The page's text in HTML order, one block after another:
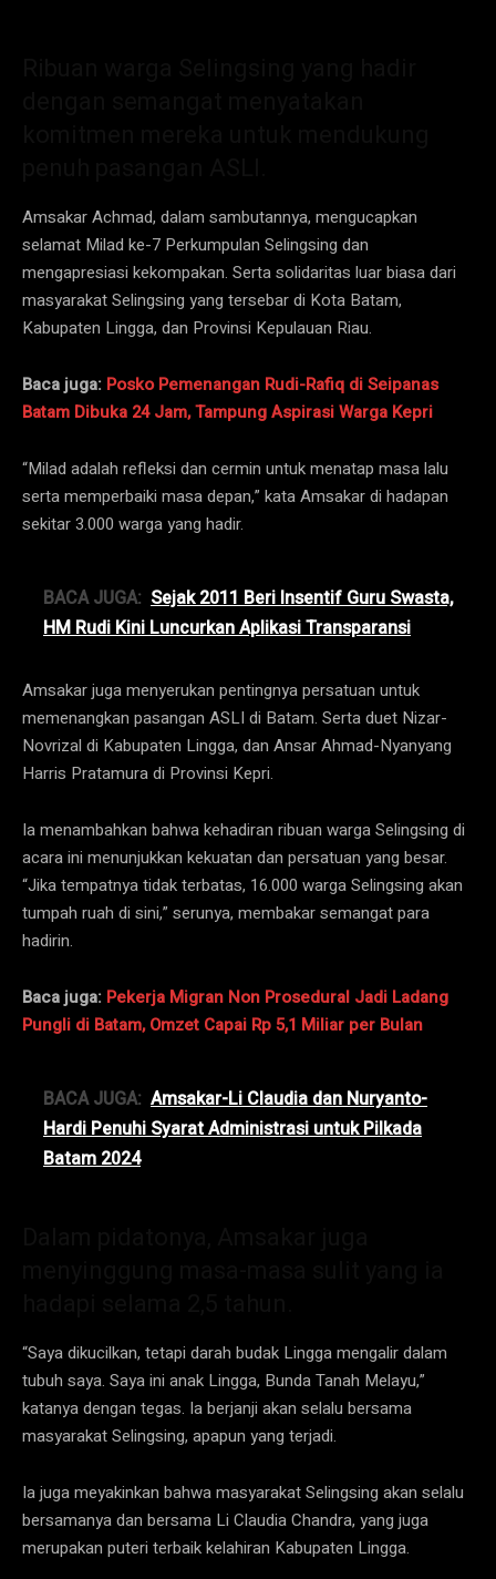
Amsakar Achmad, dalam sambutannya, mengucapkan
selamat Milad ke-7 Perkumpulan Selingsing dan
mengapresiasi kekompakan. Serta solidaritas luar biasa dari
masyarakat Selingsing yang tersebar di Kota Batam,
Kabupaten Lingga, dan Provinsi Kepulauan Riau.
Baca juga: Posko Pemenangan Rudi-Rafiq di Seipanas
Batam Dibuka 24 Jam, Tampung Aspirasi Warga Kepri
“Milad adalah refleksi dan cermin untuk menatap masa lalu
serta memperbaiki masa depan,” kata Amsakar di hadapan
sekitar 3.000 warga yang hadir.
BACA JUGA: Sejak 2011 Beri Insentif Guru Swasta,
HM Rudi Kini Luncurkan Aplikasi Transparansi
Amsakar juga menyerukan pentingnya persatuan untuk
memenangkan pasangan ASLI di Batam. Serta duet Nizar-
Novrizal di Kabupaten Lingga, dan Ansar Ahmad-Nyanyang
Harris Pratamura di Provinsi Kepri.
Ia menambahkan bahwa kehadiran ribuan warga Selingsing di
acara ini menunjukkan kekuatan dan persatuan yang besar.
“Jika tempatnya tidak terbatas, 16.000 warga Selingsing akan
tumpah ruah di sini,” serunya, membakar semangat para
hadirin.
Baca juga: Pekerja Migran Non Prosedural Jadi Ladang
Pungli di Batam, Omzet Capai Rp 5,1 Miliar per Bulan
BACA JUGA: Amsakar-Li Claudia dan Nuryanto-
Hardi Penuhi Syarat Administrasi untuk Pilkada
Batam 2024
“Saya dikucilkan, tetapi darah budak Lingga mengalir dalam
tubuh saya. Saya ini anak Lingga, Bunda Tanah Melayu,”
katanya dengan tegas. Ia berjanji akan selalu bersama
masyarakat Selingsing, apapun yang terjadi.
Ia juga meyakinkan bahwa masyarakat Selingsing akan selalu
bersamanya dan bersama Li Claudia Chandra, yang juga
merupakan puteri terbaik kelahiran Kabupaten Lingga.